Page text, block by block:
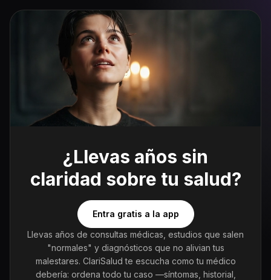
¿Llevas años sin
claridad sobre tu salud?
Entra gratis a la app
Llevas años de consultas médicas, estudios que salen
"normales" y diagnósticos que no alivian tus
malestares. ClariSalud te escucha como tu médico
debería: ordena todo tu caso —síntomas, historial,